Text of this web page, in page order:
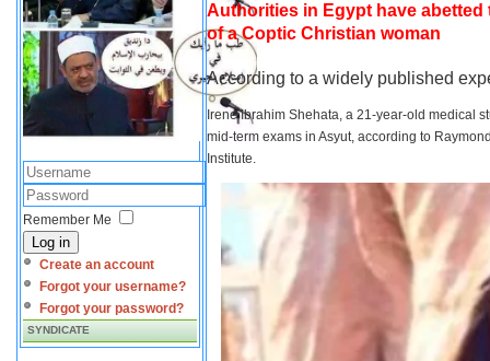
Remember Me
Log in
Create an account
Forgot your username?
Forgot your password?
SYNDICATE
Authorities in Egypt have
of a Coptic Christian woman
According to a widely published
Irene Ibrahim Shehata, a 21-year-old medical
mid-term exams in Asyut, according to
Institute.